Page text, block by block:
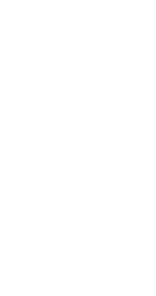
на підставі
половини
від
може бути
по